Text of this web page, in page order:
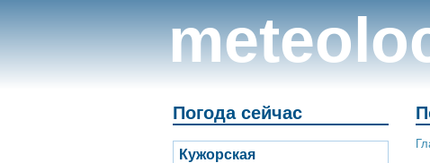
Погода сейчас
Кужорская